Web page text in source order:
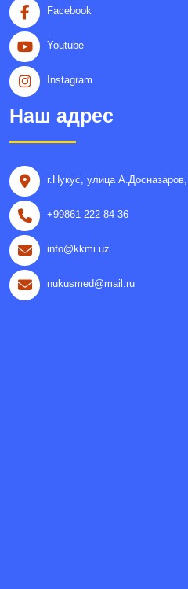
Facebook
Youtube
Instagram
Наш адрес
г.Нукус, улица
+99861 222-84-36
info@kkmi.uz
nukusmed@mail.ru